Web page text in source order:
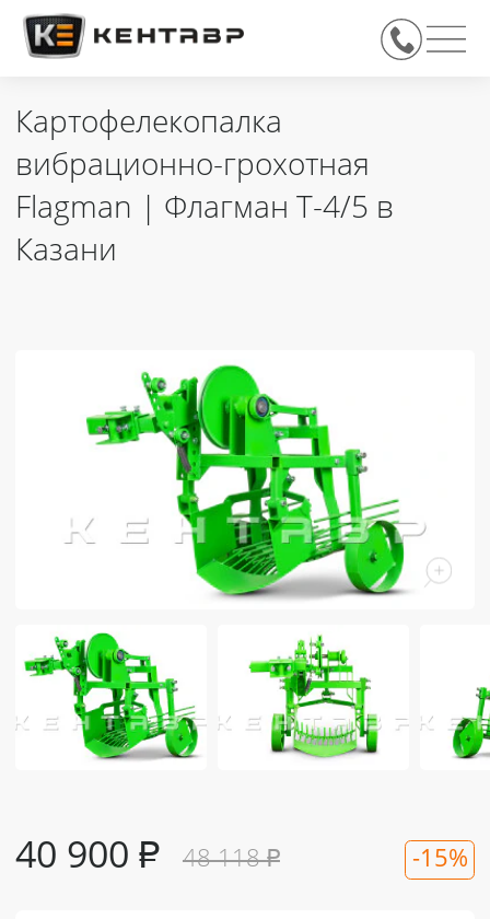
Картофелекопалка
вибрационно-грохотная
Flagman | Флагман Т-4/5 в
Казани
48 118₽ -15%
40 900 ₽